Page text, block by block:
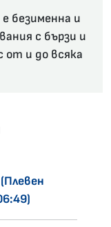
безименна и
с бързи и
от и до всяка